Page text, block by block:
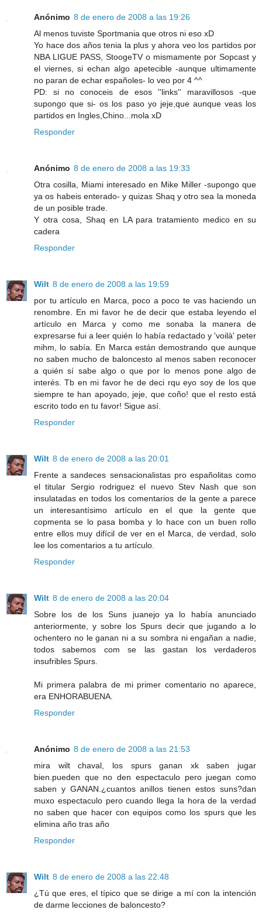
Anónimo 8 de enero de 2008 a las 19:26
Al menos tuviste Sportmania que otros ni eso xD
Yo hace dos años tenia la plus y ahora veo los partidos por
NBA LIGUE PASS, StoogeTV o mismamente por Sopcast y
el viernes, si echan algo apetecible -aunque ultimamente
no paran de echar españoles- lo veo por 4 ^^
PD: si no conoceis de esos ''links'' maravillosos -que
supongo que si- os los paso yo jeje,que aunque veas los
partidos en Ingles,Chino...mola xD
Responder
Anónimo 8 de enero de 2008 a las 19:33
Otra cosilla, Miami interesado en Mike Miller -supongo que
ya os habeis enterado- y quizas Shaq y otro sea la moneda
de un posible trade.
Y otra cosa, Shaq en LA para tratamiento medico en su
cadera
Responder
Wilt 8 de enero de 2008 a las 19:59
por tu artículo en Marca, poco a poco te vas haciendo un
renombre. En mi favor he de decir que estaba leyendo el
artículo en Marca y como me sonaba la manera de
expresarse fui a leer quién lo había redactado y 'voilà' peter
mihm, lo sabía. En Marca están demostrando que aunque
no saben mucho de baloncesto al menos saben reconocer
a quién sí sabe algo o que por lo menos pone algo de
interés. Tb en mi favor he de deci rqu eyo soy de los que
siempre te han apoyado, jeje, que coño! que el resto está
escrito todo en tu favor! Sigue así.
Responder
Wilt 8 de enero de 2008 a las 20:01
Frente a sandeces sensacionalistas pro españolitas como
el titular Sergio rodriguez el nuevo Stev Nash que son
insulatadas en todos los comentarios de la gente a parece
un interesantísimo artículo en el que la gente que
copmenta se lo pasa bomba y lo hace con un buen rollo
entre ellos muy difícil de ver en el Marca, de verdad, solo
lee los comentarios a tu artículo.
Responder
Wilt 8 de enero de 2008 a las 20:04
Sobre los de los Suns juanejo ya lo había anunciado
anteriormente, y sobre los Spurs decir que jugando a lo
ochentero no le ganan ni a su sombra ni engañan a nadie,
todos sabemos com se las gastan los verdaderos
insufribles Spurs.
Mi primera palabra de mi primer comentario no aparece,
era ENHORABUENA.
Responder
Anónimo 8 de enero de 2008 a las 21:53
mira wilt chaval, los spurs ganan xk saben jugar
bien.pueden que no den espectaculo pero juegan como
saben y GANAN.¿cuantos anillos tienen estos suns?dan
muxo espectaculo pero cuando llega la hora de la verdad
no saben que hacer con equipos como los spurs que les
elimina año tras año
Responder
Wilt 8 de enero de 2008 a las 22:48
¿Tú que eres, el típico que se dirige a mí con la intención
de darme lecciones de baloncesto?